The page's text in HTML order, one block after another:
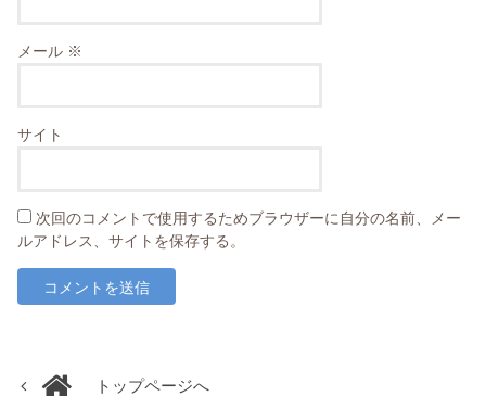
メール ※
サイト
次回のコメントで使用するためブラウザーに自分の名前、メー
ルアドレス、サイトを保存する。
トップページへ